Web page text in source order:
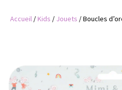
Accueil /Kids / Jouets / Boucles